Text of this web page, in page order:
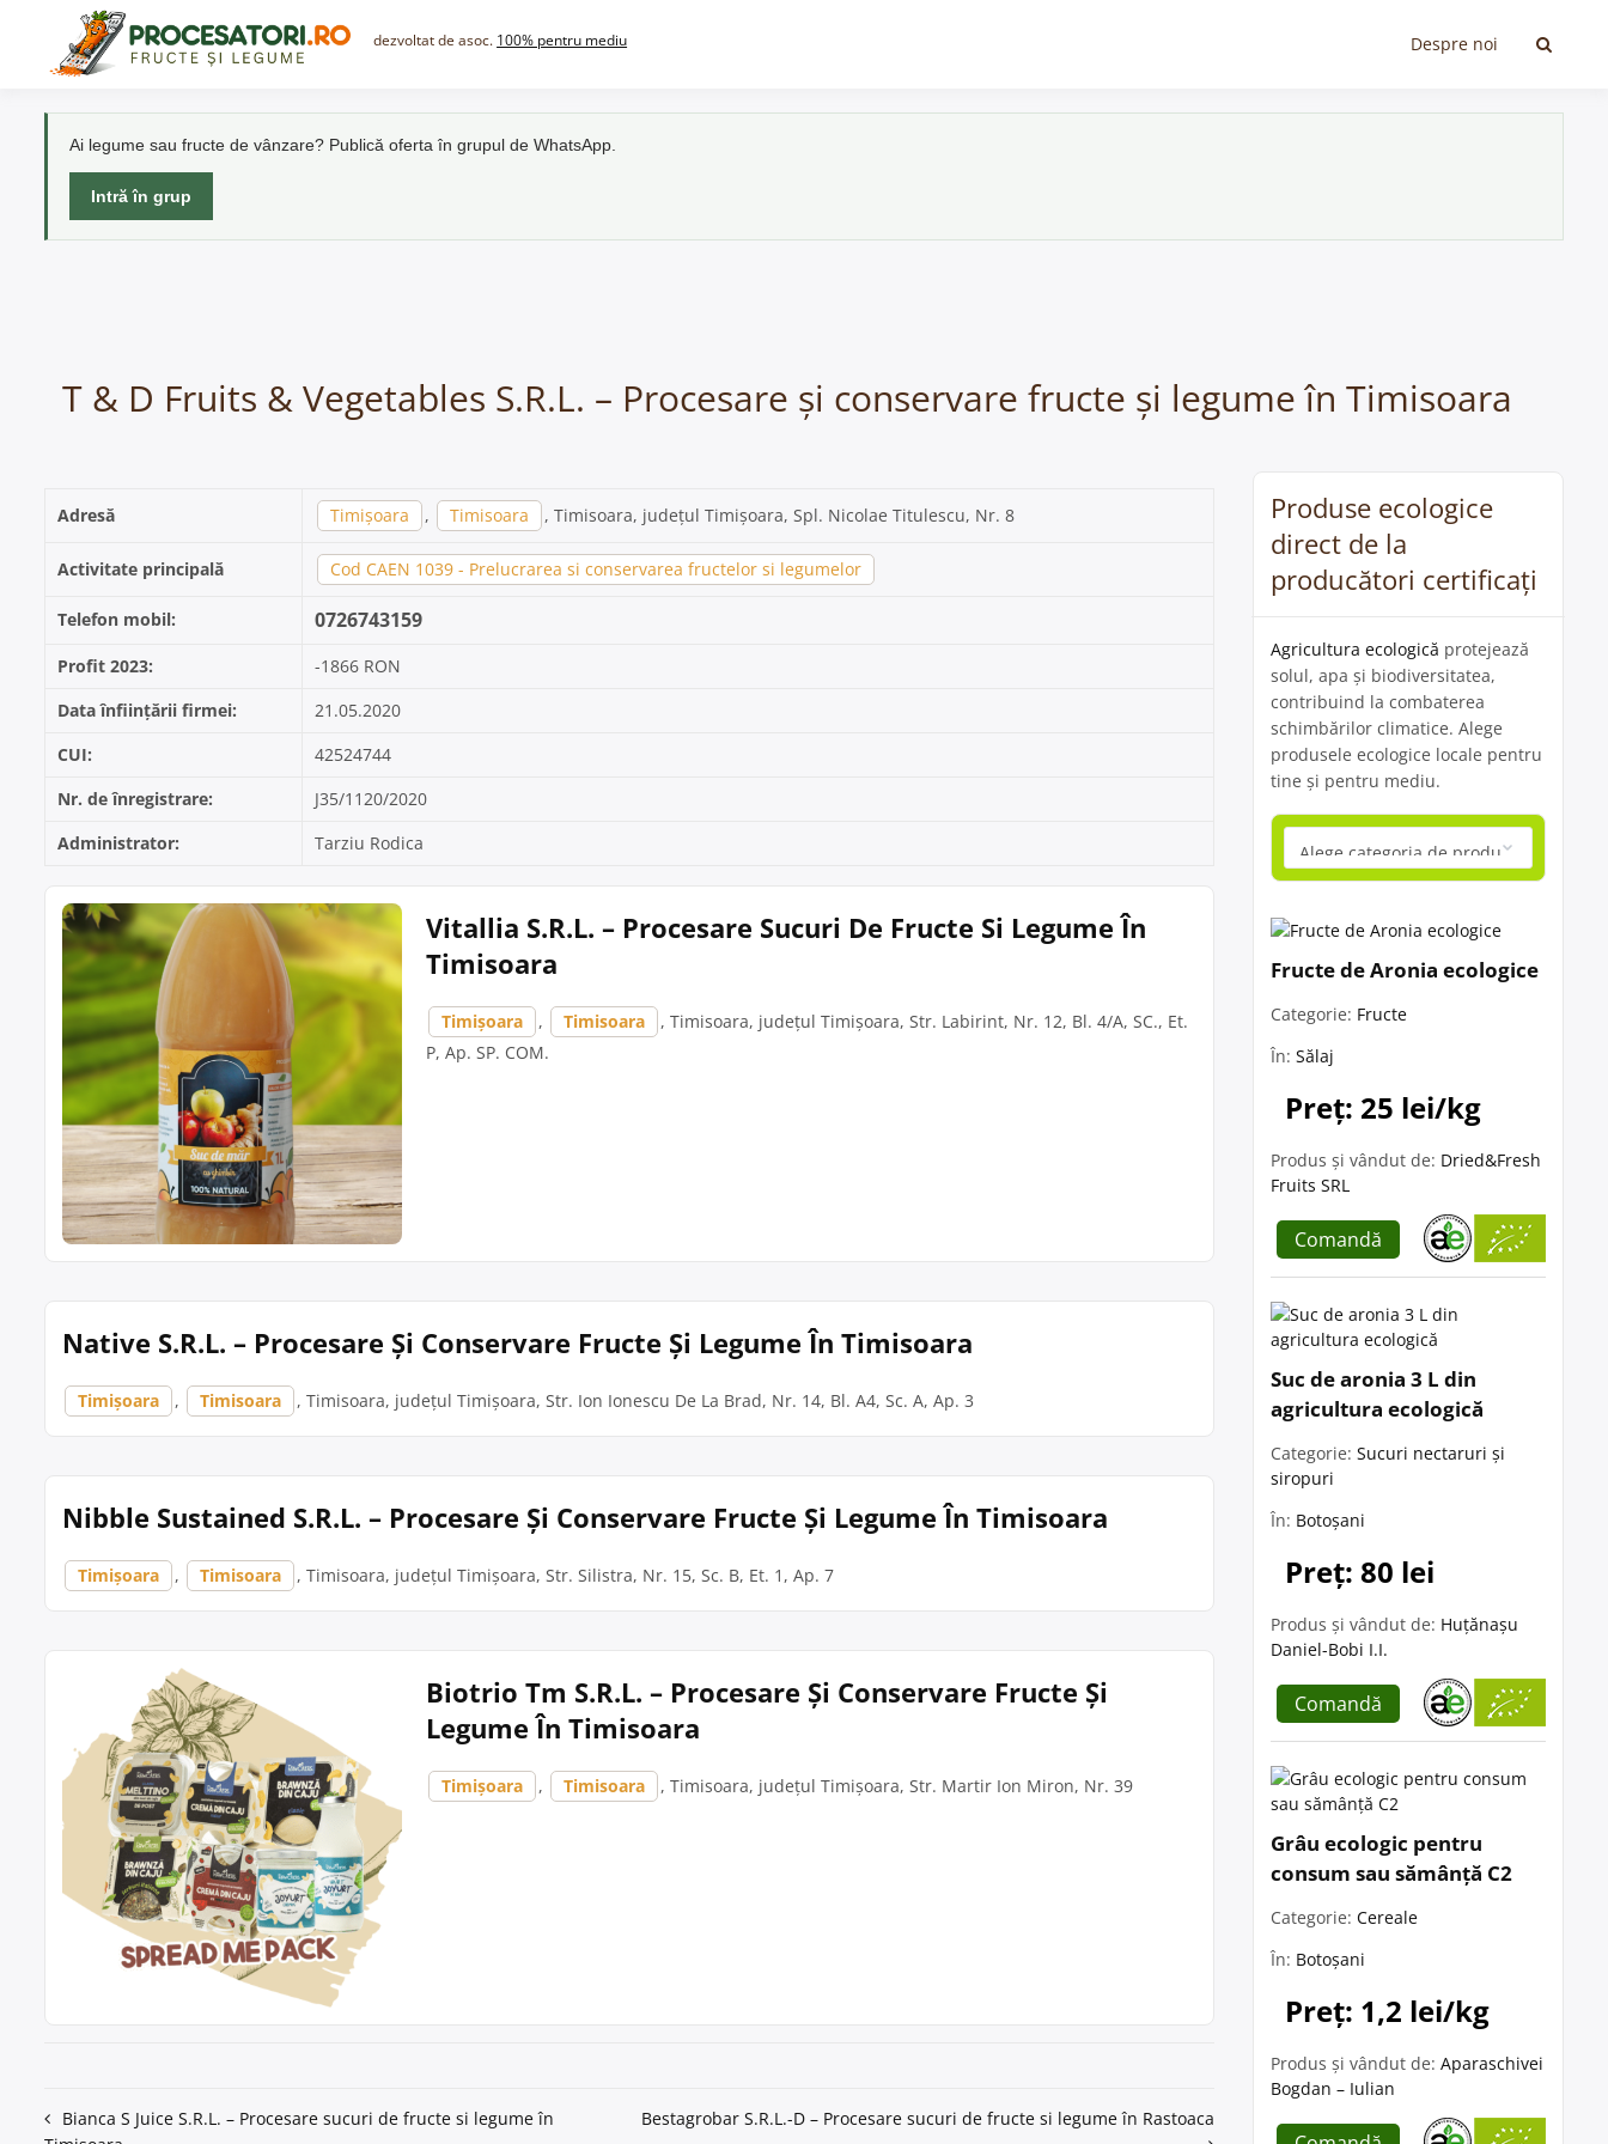
content
dezvoltat de asoc. 100% pentru mediu Despre noi
Ai legume sau fructe de vânzare? Publică oferta în grupul de WhatsApp.
Intră în grup
T & D Fruits & Vegetables S.R.L. – Procesare și conservare fructe și legume în Timisoara
Adresă Timișoara , Timisoara , Timisoara, județul Timișoara, Spl. Nicolae Titulescu, Nr. 8
Activitate principală Cod CAEN 1039 - Prelucrarea si conservarea fructelor si legumelor
Telefon mobil: 0726743159
Profit 2023:
-1866 RON
Data înființării firmei:
21.05.2020
CUI:
42524744
Nr. de înregistrare:
J35/1120/2020
Administrator:
Tarziu Rodica
Vitallia S.R.L. – Procesare Sucuri De Fructe Si Legume În
Timisoara
Timișoara , Timisoara
, Timisoara, județul Timișoara, Str. Labirint, Nr. 12, Bl. 4/A, SC., Et.
P, Ap. SP. COM.
Native S.R.L. – Procesare Și Conservare Fructe Și Legume În Timisoara
Timișoara , Timisoara , Timisoara, județul Timișoara, Str. Ion Ionescu De La Brad, Nr. 14, Bl. A4, Sc. A, Ap. 3
Nibble Sustained S.R.L. – Procesare Și Conservare Fructe Și Legume În Timisoara
Timișoara , Timisoara , Timisoara, județul Timișoara, Str. Silistra, Nr. 15, Sc. B, Et. 1, Ap. 7
Biotrio Tm S.R.L. – Procesare Și Conservare Fructe Și
Legume În Timisoara
Timișoara , Timisoara , Timisoara, județul Timișoara, Str. Martir Ion Miron, Nr. 39
Navigare
Bianca S Juice S.R.L. – Procesare sucuri de fructe si legume în
Bestagrobar S.R.L.-D – Procesare sucuri de fructe si legume în Rastoaca
Produse ecologice
direct de la
producători certificați
Agricultura ecologică protejează
solul, apa și biodiversitatea,
contribuind la combaterea
schimbărilor climatice. Alege
produsele ecologice locale pentru
tine și pentru mediu.
Fructe de Aronia ecologice
Categorie: Fructe
În: Sălaj
Preț: 25 lei/kg
Produs și vândut de: Dried&Fresh
Fruits SRL
Comandă
Suc de aronia 3 L din
agricultura ecologică
Categorie: Sucuri nectaruri și
siropuri
În: Botoșani
Preț: 80 lei
Produs și vândut de: Huțănașu
Daniel-Bobi I.I.
Comandă
Grâu ecologic pentru
consum sau sămânță C2
Categorie: Cereale
În: Botoșani
Preț: 1,2 lei/kg
Produs și vândut de: Aparaschivei
Bogdan – Iulian